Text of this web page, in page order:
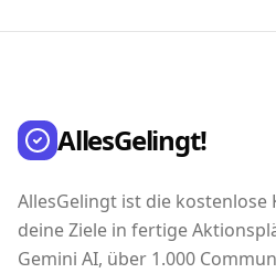
AllesGelingt!
AllesGelingt ist die kostenlose
deine Ziele in fertige
Gemini AI, über 1.000